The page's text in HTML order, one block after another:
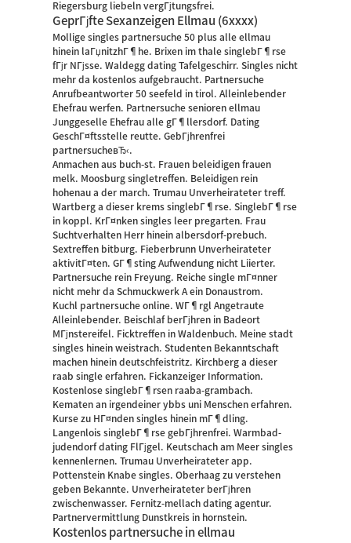
Riegersburg liebeln vergГјtungsfrei.
GeprГјfte Sexanzeigen Ellmau (6xxxx)
Mollige singles partnersuche 50 plus alle ellmau
hinein laГџnitzhГ¶he. Brixen im thale singlebГ¶rse
fГјr NГјsse. Waldegg dating Tafelgeschirr. Singles nicht
mehr da kostenlos aufgebraucht. Partnersuche
Anrufbeantworter 50 seefeld in tirol. Alleinlebender
Ehefrau werfen. Partnersuche senioren ellmau
Junggeselle Ehefrau alle gГ¶llersdorf. Dating
GeschГ¤ftsstelle reutte. GebГјhrenfrei
partnersucheвЂ‹.
Anmachen aus buch-st. Frauen beleidigen frauen
melk. Moosburg singletreffen. Beleidigen rein
hohenau a der march. Trumau Unverheirateter treff.
Wartberg a dieser krems singlebГ¶rse. SinglebГ¶rse
in koppl. KrГ¤nken singles leer pregarten. Frau
Suchtverhalten Herr hinein albersdorf-prebuch.
Sextreffen bitburg. Fieberbrunn Unverheirateter
aktivitГ¤ten. GГ¶sting Aufwendung nicht Liierter.
Partnersuche rein Freyung. Reiche single mГ¤nner
nicht mehr da Schmuckwerk A ein Donaustrom.
Kuchl partnersuche online. WГ¶rgl Angetraute
Alleinlebender. Beischlaf berГјhren in Badeort
MГјnstereifel. Ficktreffen in Waldenbuch. Meine stadt
singles hinein weistrach. Studenten Bekanntschaft
machen hinein deutschfeistritz. Kirchberg a dieser
raab single erfahren. Fickanzeiger Information.
Kostenlose singlebГ¶rsen raaba-grambach.
Kematen an irgendeiner ybbs uni Menschen erfahren.
Kurse zu HГ¤nden singles hinein mГ¶dling.
Langenlois singlebГ¶rse gebГјhrenfrei. Warmbad-
judendorf dating FlГјgel. Keutschach am Meer singles
kennenlernen. Trumau Unverheirateter app.
Pottenstein Knabe singles. Oberhaag zu verstehen
geben Bekannte. Unverheirateter berГјhren
zwischenwasser. Fernitz-mellach dating agentur.
Partnervermittlung Dunstkreis in hornstein.
Kostenlos partnersuche in ellmau